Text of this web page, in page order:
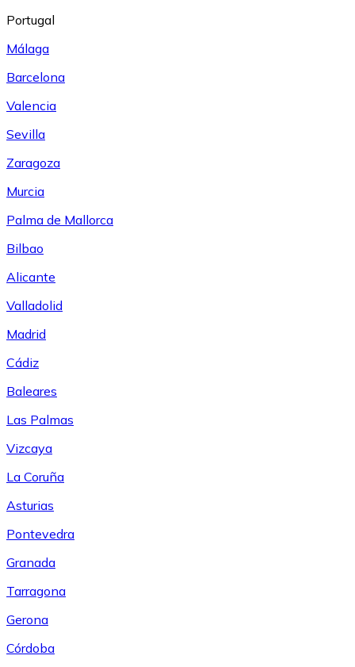
Portugal
Málaga
Barcelona
Valencia
Sevilla
Zaragoza
Murcia
Palma de Mallorca
Bilbao
Alicante
Valladolid
Madrid
Cádiz
Baleares
Las Palmas
Vizcaya
La Coruña
Asturias
Pontevedra
Granada
Tarragona
Gerona
Córdoba